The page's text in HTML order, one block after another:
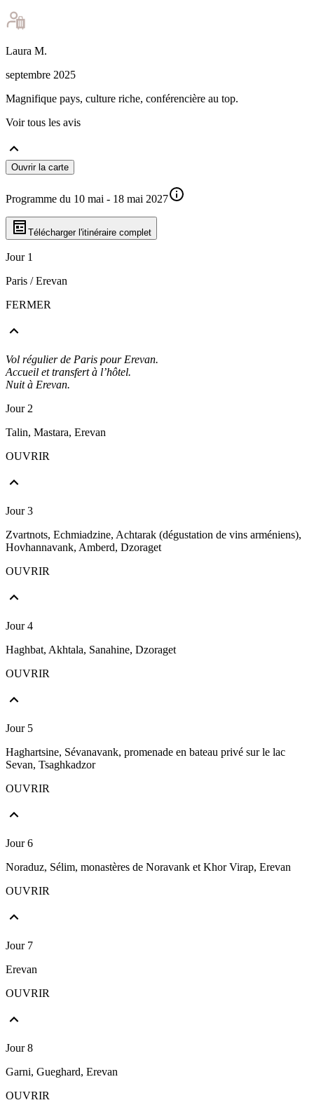
Laura M.
septembre 2025
Magnifique pays, culture riche, conférencière au top.
Voir tous les avis
Ouvrir la carte
Programme du 10 mai - 18 mai 2027
Télécharger l'itinéraire complet
Jour 1
Paris / Erevan
FERMER
Vol régulier de Paris pour Erevan.
Accueil et transfert à l’hôtel.
Nuit à Erevan.
Jour 2
Talin, Mastara, Erevan
OUVRIR
Jour 3
Zvartnots, Echmiadzine, Achtarak (dégustation de vins arméniens),
Hovhannavank, Amberd, Dzoraget
OUVRIR
Jour 4
Haghbat, Akhtala, Sanahine, Dzoraget
OUVRIR
Jour 5
Haghartsine, Sévanavank, promenade en bateau privé sur le lac
Sevan, Tsaghkadzor
OUVRIR
Jour 6
Noraduz, Sélim, monastères de Noravank et Khor Virap, Erevan
OUVRIR
Jour 7
Erevan
OUVRIR
Jour 8
Garni, Gueghard, Erevan
OUVRIR